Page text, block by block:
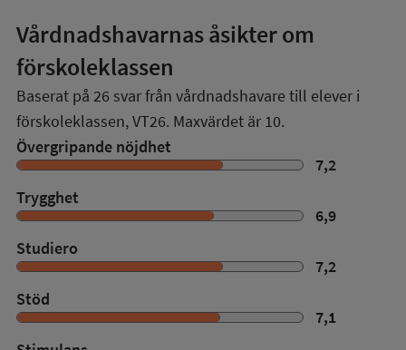
Vårdnadshavarnas åsikter om
förskoleklassen
Baserat på 26 svar från vårdnadshavare till elever i
förskoleklassen,VT26. Maxvärdet är 10.
Övergripande nöjdhet
7,2
Trygghet
6,9
Studiero
7,2
Stöd
7,1